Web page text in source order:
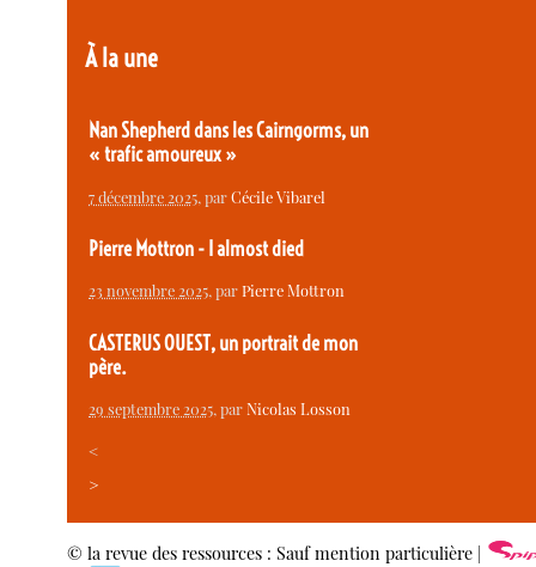
À la une
Nan Shepherd dans les Cairngorms, un
« trafic amoureux »
7 décembre 2025, parCécile Vibarel
Pierre Mottron - I almost died
23 novembre 2025, parPierre Mottron
CASTERUS OUEST, un portrait de mon
père.
29 septembre 2025, parNicolas Losson
<
>
© la revue des ressources : Sauf mention particulière |